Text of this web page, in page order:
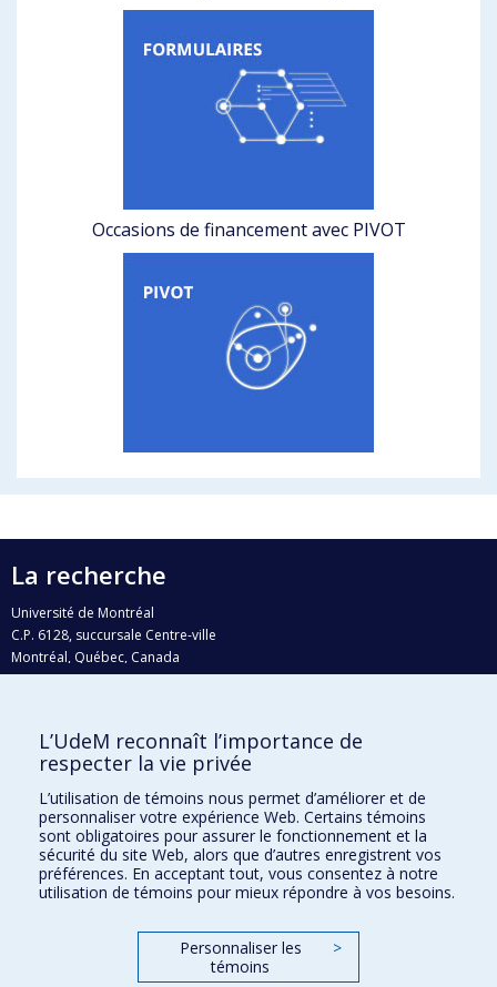
Occasions de financement avec PIVOT
La recherche
Université de Montréal
C.P. 6128, succursale Centre-ville
Montréal, Québec, Canada
H3C 3J7
Qui fait quoi?
Nous trouver
Plan du site
Accessibilité
L’UdeM reconnaît l’importance de
respecter la vie privée
L’utilisation de témoins nous permet d’améliorer et de
personnaliser votre expérience Web. Certains témoins
sont obligatoires pour assurer le fonctionnement et la
sécurité du site Web, alors que d’autres enregistrent vos
préférences. En acceptant tout, vous consentez à notre
utilisation de témoins pour mieux répondre à vos besoins.
Personnaliser les
témoins
>